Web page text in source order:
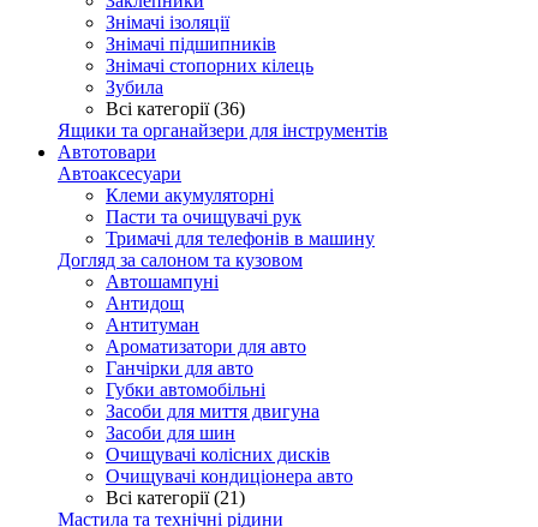
Знімачі ізоляції
Знімачі підшипників
Знімачі стопорних кілець
Зубила
Всі категорії (36)
Ящики та органайзери для інструментів
Автотовари
Автоаксесуари
Клеми акумуляторні
Пасти та очищувачі рук
Тримачі для телефонів в машину
Догляд за салоном та кузовом
Автошампуні
Антидощ
Антитуман
Ароматизатори для авто
Ганчірки для авто
Губки автомобільні
Засоби для миття двигуна
Засоби для шин
Очищувачі колісних дисків
Очищувачі кондиціонера авто
Всі категорії (21)
Мастила та технічні рідини